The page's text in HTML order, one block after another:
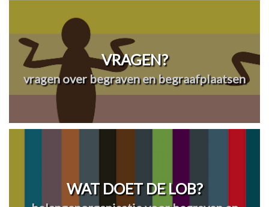
VRAGEN?
vragen over begraven en begraafplaatsen
WAT DOET DE LOB?